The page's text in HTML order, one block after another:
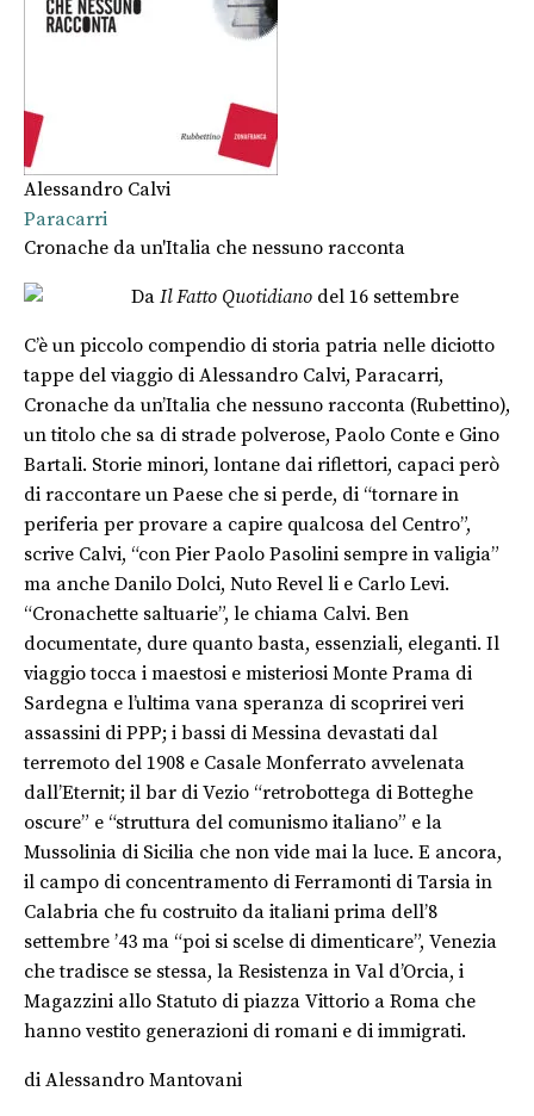
Alessandro Calvi
Paracarri
Cronache da un'Italia che nessuno racconta
Da Il Fatto Quotidiano del 16 settembre
C’è un piccolo compendio di storia patria nelle diciotto
tappe del viaggio di Alessandro Calvi, Paracarri,
Cronache da un’Italia che nessuno racconta (Rubettino),
un titolo che sa di strade polverose, Paolo Conte e Gino
Bartali. Storie minori, lontane dai riflettori, capaci però
di raccontare un Paese che si perde, di “tornare in
periferia per provare a capire qualcosa del Centro”,
scrive Calvi, “con Pier Paolo Pasolini sempre in valigia”
ma anche Danilo Dolci, Nuto Revel li e Carlo Levi.
“Cronachette saltuarie”, le chiama Calvi. Ben
documentate, dure quanto basta, essenziali, eleganti. Il
viaggio tocca i maestosi e misteriosi Monte Prama di
Sardegna e l’ultima vana speranza di scoprirei veri
assassini di PPP; i bassi di Messina devastati dal
terremoto del 1908 e Casale Monferrato avvelenata
dall’Eternit; il bar di Vezio “retrobottega di Botteghe
oscure” e “struttura del comunismo italiano” e la
Mussolinia di Sicilia che non vide mai la luce. E ancora,
il campo di concentramento di Ferramonti di Tarsia in
Calabria che fu costruito da italiani prima dell’8
settembre ’43 ma “poi si scelse di dimenticare”, Venezia
che tradisce se stessa, la Resistenza in Val d’Orcia, i
Magazzini allo Statuto di piazza Vittorio a Roma che
hanno vestito generazioni di romani e di immigrati.
di Alessandro Mantovani